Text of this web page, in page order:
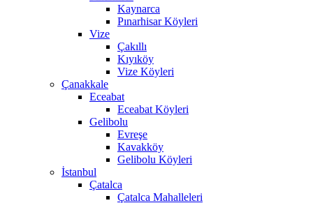
Kaynarca
Pınarhisar Köyleri
Vize
Çakıllı
Kıyıköy
Vize Köyleri
Çanakkale
Eceabat
Eceabat Köyleri
Gelibolu
Evreşe
Kavakköy
Gelibolu Köyleri
İstanbul
Çatalca
Çatalca Mahalleleri